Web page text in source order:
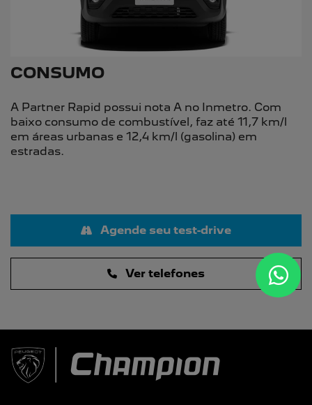
CONSUMO
A Partner Rapid possui nota A no Inmetro. Com
baixo consumo de combustível, faz até 11,7 km/l
em áreas urbanas e 12,4 km/l (gasolina) em
estradas.
Ver telefones
Agende seu test-drive